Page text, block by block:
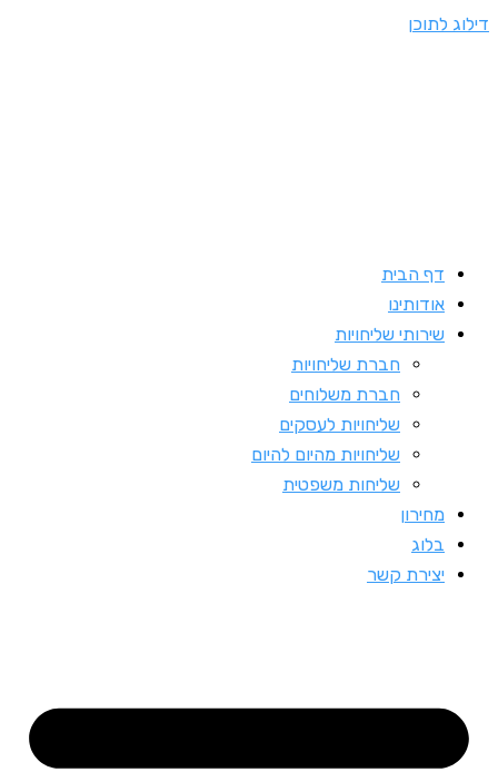
לתוכן
דף הבית
אודותינו
שירותי שליחויות
חברת שליחויות
חברת משלוחים
שליחויות לעסקים
שליחויות מהיום להיום
שליחות משפטית
מחירון
בלוג
יצירת קשר